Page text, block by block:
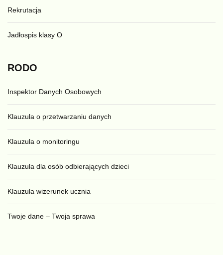
Rekrutacja
Jadłospis klasy O
RODO
Inspektor Danych Osobowych
Klauzula o przetwarzaniu danych
Klauzula o monitoringu
Klauzula dla osób odbierających dzieci
Klauzula wizerunek ucznia
Twoje dane – Twoja sprawa